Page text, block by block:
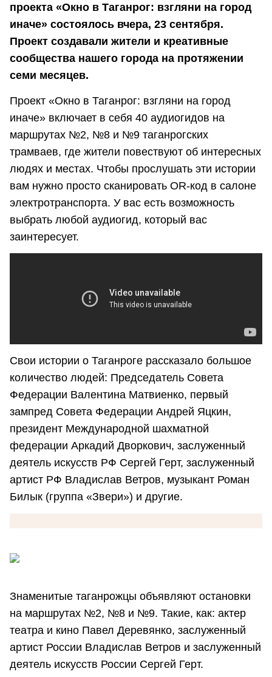
проекта «Окно в Таганрог: взгляни на город
иначе» состоялось вчера, 23 сентября.
Проект создавали жители и креативные
сообщества нашего города на протяжении
семи месяцев.
Проект «Окно в Таганрог: взгляни на город
иначе» включает в себя 40 аудиогидов на
маршрутах №2, №8 и №9 таганрогских
трамваев, где жители повествуют об интересных
людях и местах. Чтобы прослушать эти истории
вам нужно просто сканировать OR-код в салоне
электротранспорта. У вас есть возможность
выбрать любой аудиогид, который вас
заинтересует.
Свои истории о Таганроге рассказало большое
количество людей: Председатель Совета
Федерации Валентина Матвиенко, первый
зампред Совета Федерации Андрей Яцкин,
президент Международной шахматной
федерации Аркадий Дворкович, заслуженный
деятель искусств РФ Сергей Герт, заслуженный
артист РФ Владислав Ветров, музыкант Роман
Билык (группа «Звери») и другие.
Знаменитые таганрожцы объявляют остановки
на маршрутах №2, №8 и №9. Такие, как: актер
театра и кино Павел Деревянко, заслуженный
артист России Владислав Ветров и заслуженный
деятель искусств России Сергей Герт.